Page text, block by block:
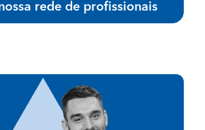
rede de profissionais